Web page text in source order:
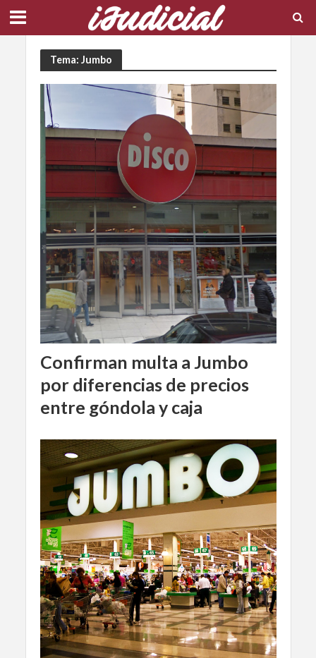
Tema: Jumbo
Confirman multa a Jumbo
por diferencias de precios
entre góndola y caja